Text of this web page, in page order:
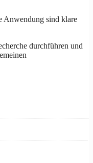
Anwendung sind klare
durchführen und